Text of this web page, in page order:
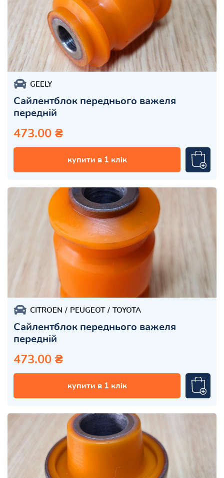
GEELY
Сайлентблок переднього важеля
передній
473.00 ₴
купити в 1 клік
CITROEN PEUGEOT TOYOTA
Сайлентблок переднього важеля
передній
473.00 ₴
купити в 1 клік